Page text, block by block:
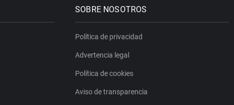
SOBRE NOSOTROS
Política de privacidad
Advertencia legal
Política de cookies
Aviso de transparencia